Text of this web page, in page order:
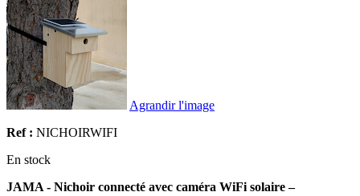
Agrandir l'image
Ref : NICHOIRWIFI
En stock
JAMA - Nichoir connecté avec caméra WiFi solaire –